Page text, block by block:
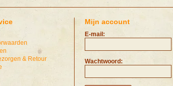
& Retour
Mijn account
E-mail:
Wachtwoord: